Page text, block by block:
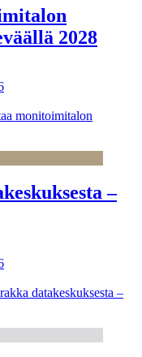
2028
monitoimitalon
–
datakeskuksesta –